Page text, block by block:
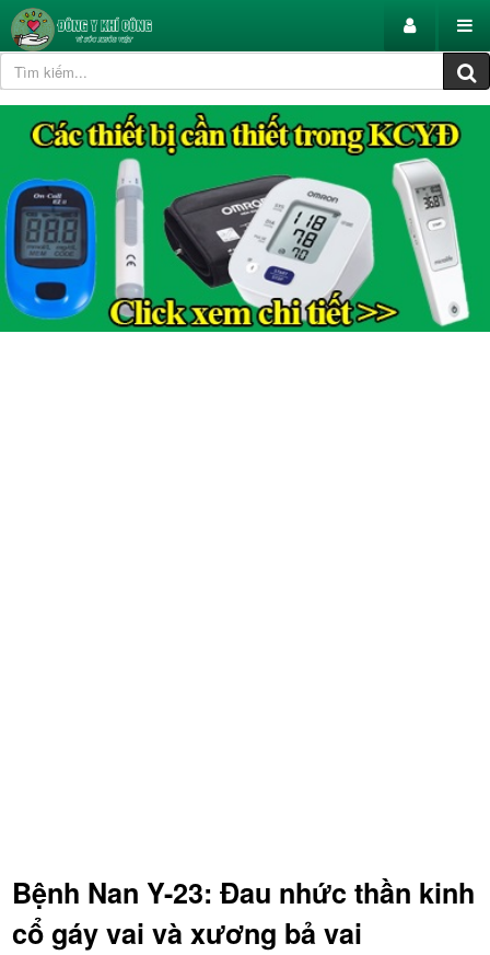
Bệnh Nan Y-23: Đau nhức thần kinh
cổ gáy vai và xương bả vai